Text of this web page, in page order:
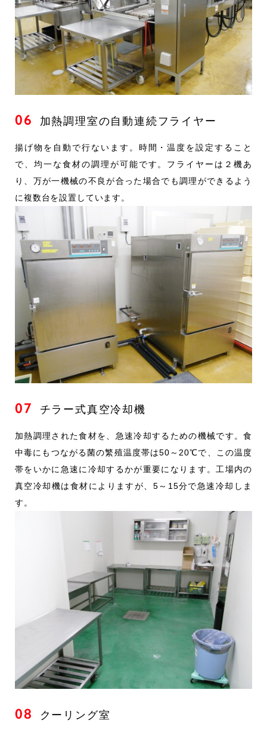
06 加熱調理室の自動連続フライヤー
揚げ物を自動で行ないます。時間・温度を設定すること
で、均一な食材の調理が可能です。フライヤーは２機あ
り、万が一機械の不良が合った場合でも調理ができるよう
に複数台を設置しています。
07 チラー式真空冷却機
加熱調理された食材を、急速冷却するための機械です。食
中毒にもつながる菌の繁殖温度帯は50～20℃で、この温度
帯をいかに急速に冷却するかが重要になります。工場内の
真空冷却機は食材によりますが、5～15分で急速冷却しま
す。
08 クーリング室